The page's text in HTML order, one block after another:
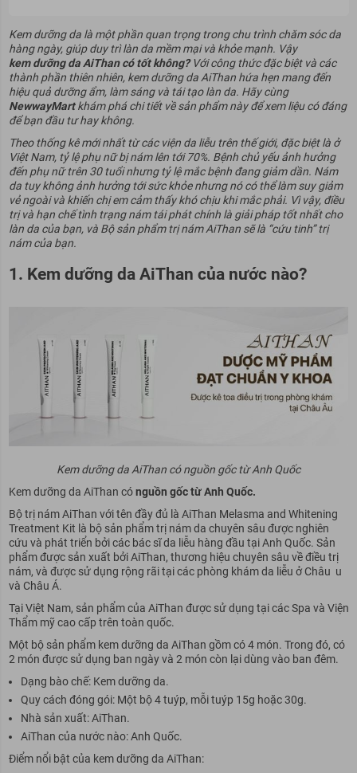
Kem dưỡng da là một phần quan trọng trong chu trình chăm sóc da
hàng ngày, giúp duy trì làn da mềm mại và khỏe mạnh. Vậy
kem dưỡng da AiThan có tốt không?Với công thức đặc biệt và các
thành phần thiên nhiên, kem dưỡng da AiThan hứa hẹn mang đến
hiệu quả dưỡng ẩm, làm sáng và tái tạo làn da. Hãy cùng
NewwayMart khám phá chi tiết về sản phẩm này để xem liệu có đáng
để bạn đầu tư hay không.
Theo thống kê mới nhất từ ​​các viện da liễu trên thế giới, đặc biệt là ở
Việt Nam, tỷ lệ phụ nữ bị nám lên tới 70%. Bệnh chủ yếu ảnh hưởng
đến phụ nữ trên 30 tuổi nhưng tỷ lệ mắc bệnh đang giảm dần. Nám
da tuy không ảnh hưởng tới sức khỏe nhưng nó có thể làm suy giảm
vẻ ngoài và khiến chị em cảm thấy khó chịu khi mắc phải. Vì vậy, điều
trị và hạn chế tình trạng nám tái phát chính là giải pháp tốt nhất cho
làn da của bạn, và Bộ sản phẩm trị nám AiThan sẽ là “cứu tinh” trị
nám của bạn.
1. Kem dưỡng da AiThan của nước nào?
Kem dưỡng da AiThan có nguồn gốc từ Anh Quốc
Kem dưỡng da AiThan cónguồn gốc từ Anh Quốc.
Bộ trị nám AiThan với tên đầy đủ là AiThan Melasma and Whitening
Treatment Kit là bộ sản phẩm trị nám da chuyên sâu được nghiên
cứu và phát triển bởi các bác sĩ da liễu hàng đầu tại Anh Quốc. Sản
phẩm được sản xuất bởi AiThan, thương hiệu chuyên sâu về điều trị
nám, và được sử dụng rộng rãi tại các phòng khám da liễu ở Châu u
và Châu Á.
Tại Việt Nam, sản phẩm của AiThan được sử dụng tại các Spa và Viện
Thẩm mỹ cao cấp trên toàn quốc.
Một bộ sản phẩm kem dưỡng da AiThan gồm có 4 món. Trong đó, có
2 món được sử dụng ban ngày và 2 món còn lại dùng vào ban đêm.
Dạng bào chế: Kem dưỡng da.
Quy cách đóng gói: Một bộ 4 tuýp, mỗi tuýp 15g hoặc 30g.
Nhà sản xuất: AiThan.
AiThan của nước nào: Anh Quốc.
Điểm nổi bật của kem dưỡng da AiThan: